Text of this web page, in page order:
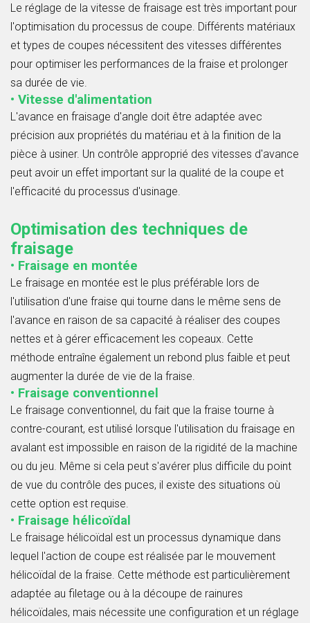
Le réglage de la vitesse de fraisage est très important pour
l'optimisation du processus de coupe. Différents matériaux
et types de coupes nécessitent des vitesses différentes
pour optimiser les performances de la fraise et prolonger
sa durée de vie.
• Vitesse d'alimentation
L'avance en fraisage d'angle doit être adaptée avec
précision aux propriétés du matériau et à la finition de la
pièce à usiner. Un contrôle approprié des vitesses d'avance
peut avoir un effet important sur la qualité de la coupe et
l'efficacité du processus d'usinage.
Optimisation des techniques de
fraisage
• Fraisage en montée
Le fraisage en montée est le plus préférable lors de
l'utilisation d'une fraise qui tourne dans le même sens de
l'avance en raison de sa capacité à réaliser des coupes
nettes et à gérer efficacement les copeaux. Cette
méthode entraîne également un rebond plus faible et peut
augmenter la durée de vie de la fraise.
• Fraisage conventionnel
Le fraisage conventionnel, du fait que la fraise tourne à
contre-courant, est utilisé lorsque l'utilisation du fraisage en
avalant est impossible en raison de la rigidité de la machine
ou du jeu. Même si cela peut s'avérer plus difficile du point
de vue du contrôle des puces, il existe des situations où
cette option est requise.
• Fraisage hélicoïdal
Le fraisage hélicoïdal est un processus dynamique dans
lequel l'action de coupe est réalisée par le mouvement
hélicoïdal de la fraise. Cette méthode est particulièrement
adaptée au filetage ou à la découpe de rainures
hélicoïdales, mais nécessite une configuration et un réglage